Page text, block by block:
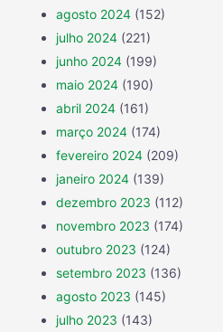
agosto 2024 (152)
julho 2024 (221)
junho 2024 (199)
maio 2024 (190)
abril 2024 (161)
março 2024 (174)
fevereiro 2024 (209)
janeiro 2024 (139)
dezembro 2023 (112)
novembro 2023 (174)
outubro 2023 (124)
setembro 2023 (136)
agosto 2023 (145)
julho 2023 (143)